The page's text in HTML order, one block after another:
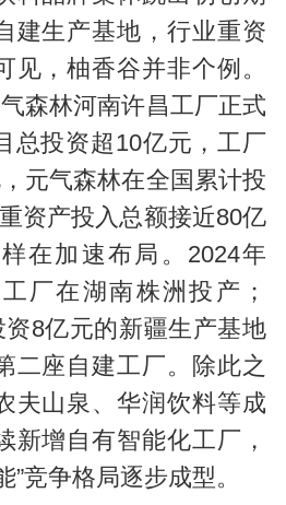
建生产基地，行业重资
见，柚香谷并非个例。
森林河南许昌工厂正式
总投资超10亿元，工厂
元气森林在全国累计投
资产投入总额接近80亿
在加速布局。2024年
厂在湖南株洲投产；
8亿元的新疆生产基地
二座自建工厂。除此之
夫山泉、华润饮料等成
新增自有智能化工厂，
”竞争格局逐步成型。